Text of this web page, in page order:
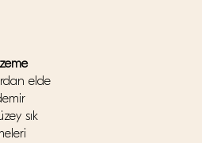
elde
sık